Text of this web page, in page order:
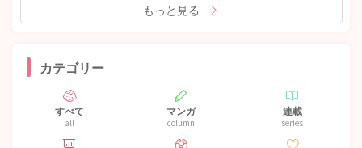
もっと見る
カテゴリー
すべて
all
マンガ
column
連載
series